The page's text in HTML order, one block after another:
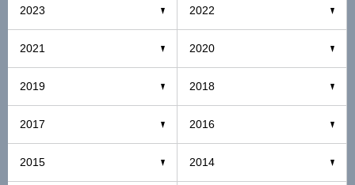
2023 2022
2021 2020
2019 2018
2017 2016
2015 2014